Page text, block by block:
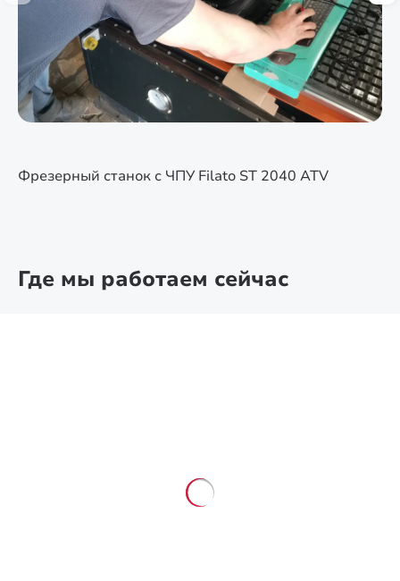
Фрезерный станок с ЧПУ Filato ST 2040 ATV
Где мы работаем сейчас